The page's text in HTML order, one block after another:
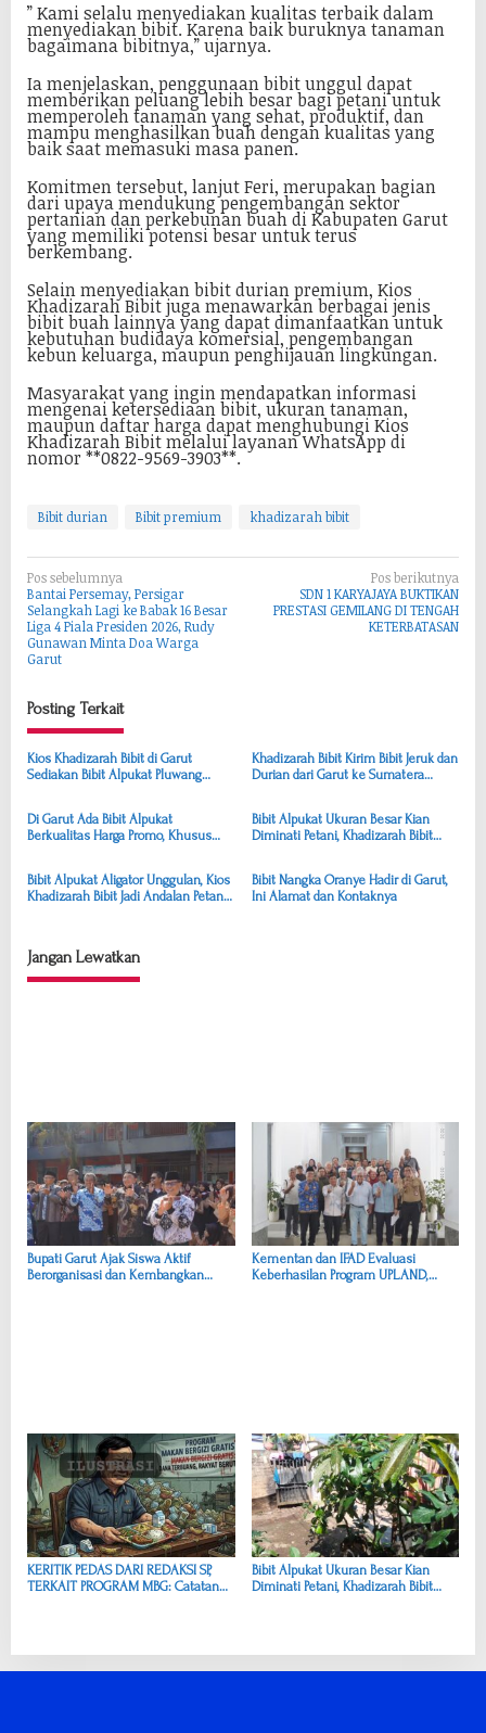
” Kami selalu menyediakan kualitas terbaik dalam
menyediakan bibit. Karena baik buruknya tanaman
bagaimana bibitnya,” ujarnya.
Ia menjelaskan, penggunaan bibit unggul dapat
memberikan peluang lebih besar bagi petani untuk
memperoleh tanaman yang sehat, produktif, dan
mampu menghasilkan buah dengan kualitas yang
baik saat memasuki masa panen.
Komitmen tersebut, lanjut Feri, merupakan bagian
dari upaya mendukung pengembangan sektor
pertanian dan perkebunan buah di Kabupaten Garut
yang memiliki potensi besar untuk terus
berkembang.
Selain menyediakan bibit durian premium, Kios
Khadizarah Bibit juga menawarkan berbagai jenis
bibit buah lainnya yang dapat dimanfaatkan untuk
kebutuhan budidaya komersial, pengembangan
kebun keluarga, maupun penghijauan lingkungan.
Masyarakat yang ingin mendapatkan informasi
mengenai ketersediaan bibit, ukuran tanaman,
maupun daftar harga dapat menghubungi Kios
Khadizarah Bibit melalui layanan WhatsApp di
nomor **0822-9569-3903**.
Bibit durian Bibit premium khadizarah bibit
N
a
v
i
g
a
s
i
p
o
s
Pos sebelumnya
Bantai Persemay, Persigar
Selangkah Lagi ke Babak 16 Besar
Liga 4 Piala Presiden 2026, Rudy
Gunawan Minta Doa Warga
Garut
Pos berikutnya
SDN 1 KARYAJAYA BUKTIKAN
PRESTASI GEMILANG DI TENGAH
KETERBATASAN
Posting Terkait
Kios Khadizarah Bibit di Garut
Sediakan Bibit Alpukat Pluwang
Khadizarah Bibit Kirim Bibit Jeruk dan
Durian dari Garut ke Sumatera
Di Garut Ada Bibit Alpukat
Berkualitas Harga Promo, Khusus
Bibit Alpukat Ukuran Besar Kian
Diminati Petani, Khadizarah Bibit
Bibit Alpukat Aligator Unggulan, Kios
Khadizarah Bibit Jadi Andalan Petani
Bibit Nangka Oranye Hadir di Garut,
Ini Alamat dan Kontaknya
Jangan Lewatkan
Bupati Garut Ajak Siswa Aktif
Berorganisasi dan Kembangkan
Kementan dan IFAD Evaluasi
Keberhasilan Program UPLAND,
KERITIK PEDAS DARI REDAKSI SP,
TERKAIT PROGRAM MBG: Catatan
Bibit Alpukat Ukuran Besar Kian
Diminati Petani, Khadizarah Bibit